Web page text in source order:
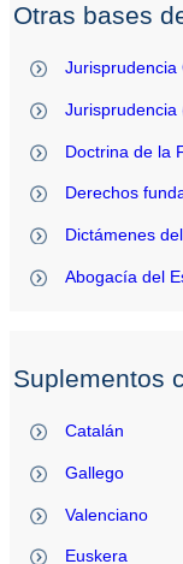
Otras bases
Jurisprudencia
Jurisprudencia
Doctrina de la
Derechos
Dictámenes
Abogacía del
Suplementos
Catalán
Gallego
Valenciano
Euskera